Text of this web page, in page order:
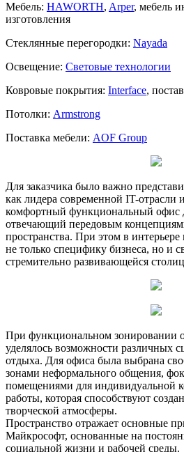
Мебель: HAWORTH, Arper, мебель
изготовления
Стеклянные перегородки: Nayada
Освещение: Световые технологии
Ковровые покрытия: Interface,
Потолки: Armstrong
Поставка мебели: AOF Group
Для заказчика было важно
как лидера современной IT-отрасли
комфортный функциональный офис
отвечающий передовым
пространства. При этом в
не только специфику бизнеса, но и
стремительно развивающейся
При функциональном зонировании
уделялось возможности различных
отдыха. Для офиса была выбрана
зонами неформального общения,
помещениями для индивидуальной
работы, которая способствуют
творческой атмосферы.
Пространство отражает основные
Майкрософт, основанные на
социальной жизни и рабочей среды.